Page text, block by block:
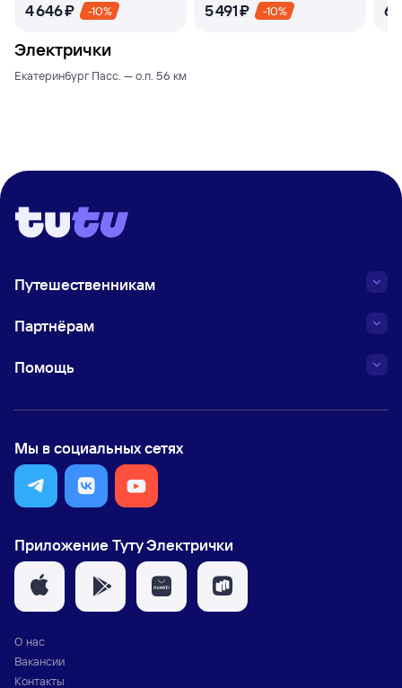
4 ⁠646 ⁠₽ -10% 5 ⁠491 ⁠₽ -10% 6
Электрички
Екатеринбург Пасс. — о.п. 56 км
Путешественникам
Партнёрам
Помощь
Мы в социальных сетях
Приложение Туту Электрички
О нас
Вакансии
Контакты